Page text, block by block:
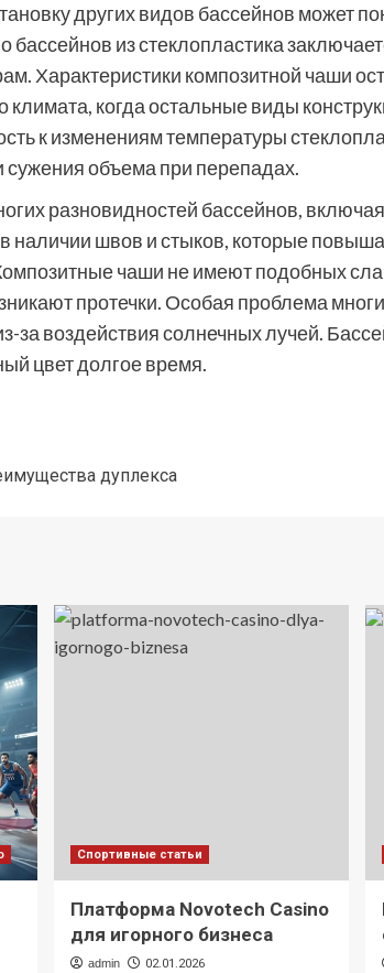
других видов бассейнов может
из стеклопластика
Характеристики композитной чаши
когда остальные виды
к изменениям температуры
сужения объема при перепадах.
разновидностей бассейнов,
наличии швов и стыков, которые
чаши не имеют подобных
протечки. Особая проблема
за воздействия солнечных лучей.
цвет долгое время.
дуплекса
Спортивные статьи
Платформа Novotech Casino
для игорного бизнеса
admin 02.01.2026